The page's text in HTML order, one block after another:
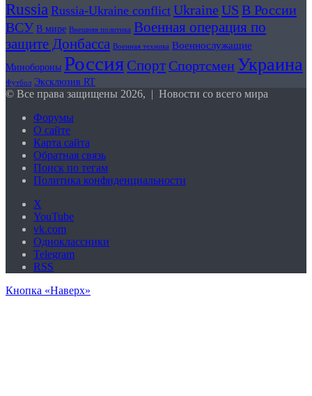
Russia Russia-Ukraine conflict Ukraine US В России
ВСУ В мире Внешняя политика Военная операция по
защите Донбасса Военная техника Военнослужащие
Минобороны Россия СпортСпортсмен Украина
Футбол Эксклюзив RT
© Все права защищены 2026, | Новости со всего мира
Форумы
О сайте
Карта сайта
Обратная связь
Поиск по тегам
Политика конфиденциальности
X
YouTube
vk.com
Одноклассники
Telegram
RSS
Кнопка «Наверх»